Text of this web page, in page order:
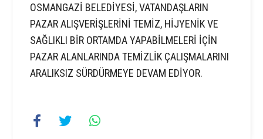
OSMANGAZİ BELEDİYESİ, VATANDAŞLARIN
PAZAR ALIŞVERİŞLERİNİ TEMİZ, HİJYENİK VE
SAĞLIKLI BİR ORTAMDA YAPABİLMELERİ İÇİN
PAZAR ALANLARINDA TEMİZLİK ÇALIŞMALARINI
ARALIKSIZ SÜRDÜRMEYE DEVAM EDİYOR.